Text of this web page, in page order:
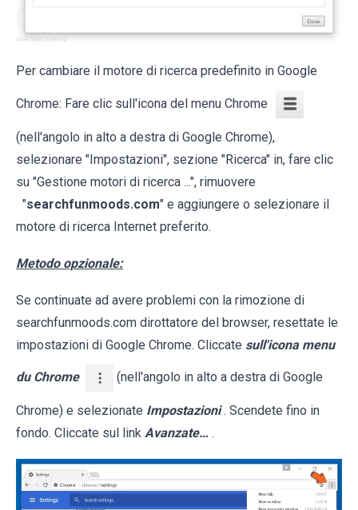
Per cambiare il motore di ricerca predefinito in Google
Chrome: Fare clic sull'icona del menu Chrome
(nell'angolo in alto a destra di Google Chrome),
selezionare "Impostazioni", sezione "Ricerca" in, fare clic
su "Gestione motori di ricerca ...", rimuovere
"searchfunmoods.com" e aggiungere o selezionare il
motore di ricerca Internet preferito.
Metodo opzionale:
Se continuate ad avere problemi con la rimozione di
searchfunmoods.com dirottatore del browser, resettate le
impostazioni di Google Chrome. Cliccate sull'icona menu
du Chrome (nell'angolo in alto a destra di Google
Chrome) e selezionate Impostazioni . Scendete fino in
fondo. Cliccate sul link Avanzate… .